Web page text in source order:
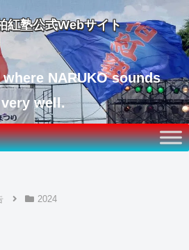
紅塾公式Webサイト
NARUKO sounds
very well.
2024